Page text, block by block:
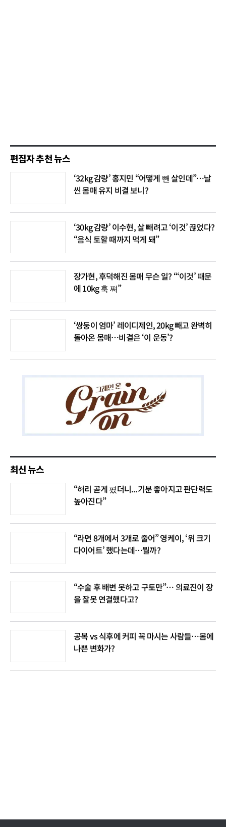
편집자 추천 뉴스
‘32kg 감량’ 홍지민 “어떻게 뺀 살인데”…날
씬 몸매 유지 비결 보니?
‘30kg 감량’ 이수현, 살 빼려고 ‘이것’ 끊었다?
“음식 토할 때까지 먹게 돼”
장가현, 후덕해진 몸매 무슨 일? “‘이것’ 때문
에 10kg 훅 쪄”
‘쌍둥이 엄마’ 레이디제인, 20kg 빼고 완벽히
돌아온 몸매…비결은 ‘이 운동’?
최신 뉴스
“허리 곧게 폈더니...기분 좋아지고 판단력도
높아진다”
“라면 8개에서 3개로 줄어” 영케이, ‘위 크기
다이어트’ 했다는데…뭘까?
“수술 후 배변 못하고 구토만”… 의료진이 장
을 잘못 연결했다고?
공복 vs 식후에 커피 꼭 마시는 사람들…몸에
나쁜 변화가?